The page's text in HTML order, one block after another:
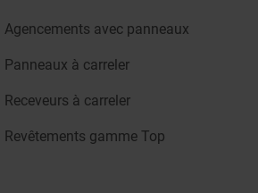
Agencements avec panneaux
Panneaux à carreler
Receveurs à carreler
Revêtements gamme Top